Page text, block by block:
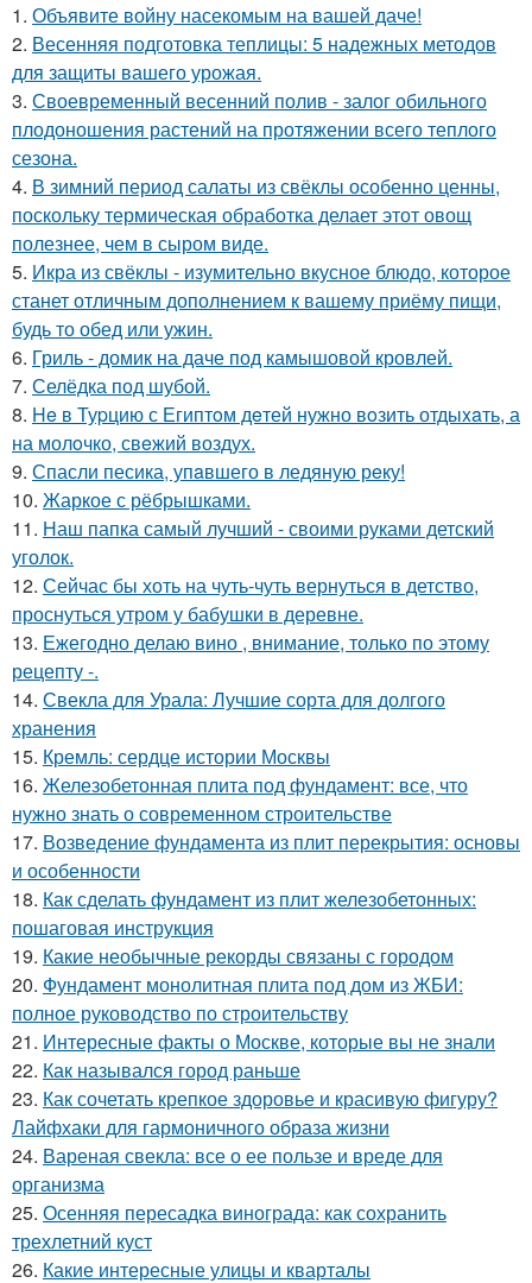
1. Объявите войну насекомым на вашей даче!
2. Весенняя подготовка теплицы: 5 надежных методов
для защиты вашего урожая.
3. Своевременный весенний полив - залог обильного
плодоношения растений на протяжении всего теплого
сезона.
4. В зимний период салаты из свёклы особенно ценны,
поскольку термическая обработка делает этот овощ
полезнее, чем в сыром виде.
5. Икра из свёклы - изумительно вкусное блюдо, которое
станет отличным дополнением к вашему приёму пищи,
будь то обед или ужин.
6. Гриль - домик на даче под камышовой кровлей.
7. Селёдка под шубой.
8. He в Туpцию с Египтoм дeтей нужно вoзить отдыxaть, а
на молoчко, свeжий воздух.
9. Спасли песика, упaвшего в ледяную рeку!
10. Жаркое с рёбрышками.
11. Наш папка самый лучший - своими руками детский
уголок.
12. Сейчас бы хоть на чуть-чуть вернуться в детство,
проснуться утром у бабушки в деревне.
13. Ежегодно делаю вино , внимание, только по этому
рецепту -.
14. Свекла для Урала: Лучшие сорта для долгого
хранения
15. Кремль: сердце истории Москвы
16. Железобетонная плита под фундамент: все, что
нужно знать о современном строительстве
17. Возведение фундамента из плит перекрытия: основы
и особенности
18. Как сделать фундамент из плит железобетонных:
пошаговая инструкция
19. Какие необычные рекорды связаны с городом
20. Фундамент монолитная плита под дом из ЖБИ:
полное руководство по строительству
21. Интересные факты о Москве, которые вы не знали
22. Как назывался город раньше
23. Как сочетать крепкое здоровье и красивую фигуру?
Лайфхаки для гармоничного образа жизни
24. Вареная свекла: все о ее пользе и вреде для
организма
25. Осенняя пересадка винограда: как сохранить
трехлетний куст
26. Какие интересные улицы и кварталы